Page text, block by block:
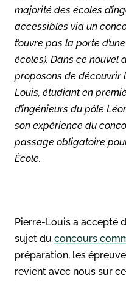
majorité des écoles
accessibles via un
t’ouvre pas la porte
écoles). Dans ce nouvel
proposons de découvrir
Louis, étudiant en
d’ingénieurs du pôle
son expérience du
passage obligatoire
École.
Pierre-Louis a accepté
sujet du concours
préparation, les
revient avec nous sur